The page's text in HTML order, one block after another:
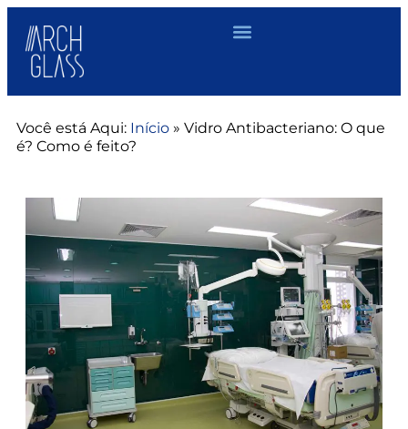
Você está Aqui: Início » Vidro Antibacteriano: O que
é? Como é feito?